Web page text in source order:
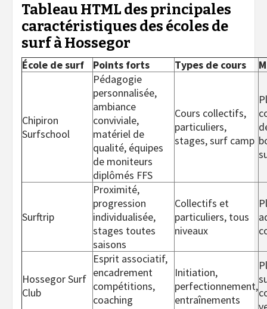
Tableau HTML des principales
caractéristiques des écoles de
surf à Hossegor
École de surf Points forts Types de cours
Chipiron
Surfschool
Pédagogie
personnalisée,
ambiance
conviviale,
matériel de
qualité, équipes
de moniteurs
diplômés FFS
Cours collectifs,
particuliers,
stages, surf camp
Surftrip
Proximité,
progression
individualisée,
stages toutes
saisons
Collectifs et
particuliers, tous
niveaux
Hossegor Surf
Club
Esprit associatif,
encadrement
compétitions,
coaching
Initiation,
perfectionnement,
entraînements